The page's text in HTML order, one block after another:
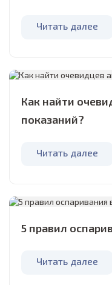
Читать далее
Как найти
показаний?
Читать далее
5 правил
Читать далее